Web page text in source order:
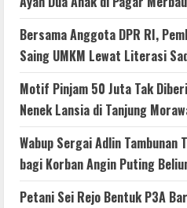
Bersama Anggota DPR RI,
Saing UMKM Lewat Literasi
Motif Pinjam 50 Juta Tak
Nenek Lansia di Tanjung
Wabup Sergai Adlin Tambunan
bagi Korban Angin Puting
Petani Sei Rejo Bentuk P3A